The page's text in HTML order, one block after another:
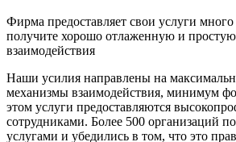
Фирма предоставляет свои услуги
получите хорошо отлаженную и
взаимодействия
Наши усилия направлены на
механизмы взаимодействия, минимум
этом услуги предоставляются
сотрудниками. Более 500 организаций
услугами и убедились в том, что это